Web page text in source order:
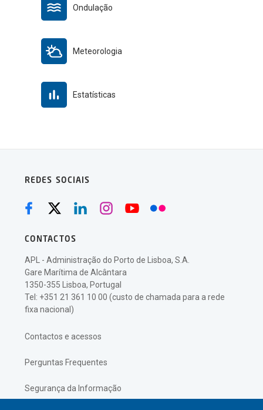
Ondulação
Meteorologia
Estatísticas
REDES SOCIAIS
CONTACTOS
APL - Administração do Porto de Lisboa, S.A.
Gare Marítima de Alcântara
1350-355 Lisboa, Portugal
Tel: +351 21 361 10 00 (custo de chamada para a rede
fixa nacional)
Contactos e acessos
Perguntas Frequentes
Segurança da Informação